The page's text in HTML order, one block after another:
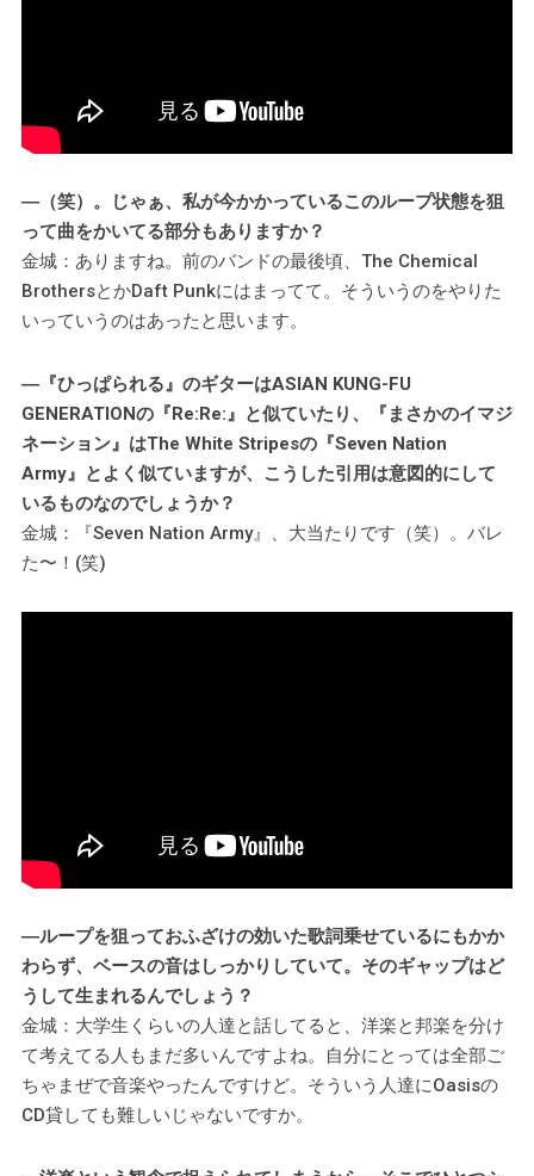
―（笑）。じゃぁ、私が今かかっているこのループ状態を狙
って曲をかいてる部分もありますか？
金城：ありますね。前のバンドの最後頃、The Chemical
BrothersとかDaft Punkにはまってて。そういうのをやりた
いっていうのはあったと思います。
―『ひっぱられる』のギターはASIAN KUNG-FU
GENERATIONの『Re:Re:』と似ていたり、『まさかのイマジ
ネーション』はThe White Stripesの『Seven Nation
Army』とよく似ていますが、こうした引用は意図的にして
いるものなのでしょうか？
金城：『Seven Nation Army』、大当たりです（笑）。バレ
た〜！(笑)
―ループを狙っておふざけの効いた歌詞乗せているにもかか
わらず、ベースの音はしっかりしていて。そのギャップはど
うして生まれるんでしょう？
金城：大学生くらいの人達と話してると、洋楽と邦楽を分け
て考えてる人もまだ多いんですよね。自分にとっては全部ご
ちゃまぜで音楽やったんですけど。そういう人達にOasisの
CD貸しても難しいじゃないですか。